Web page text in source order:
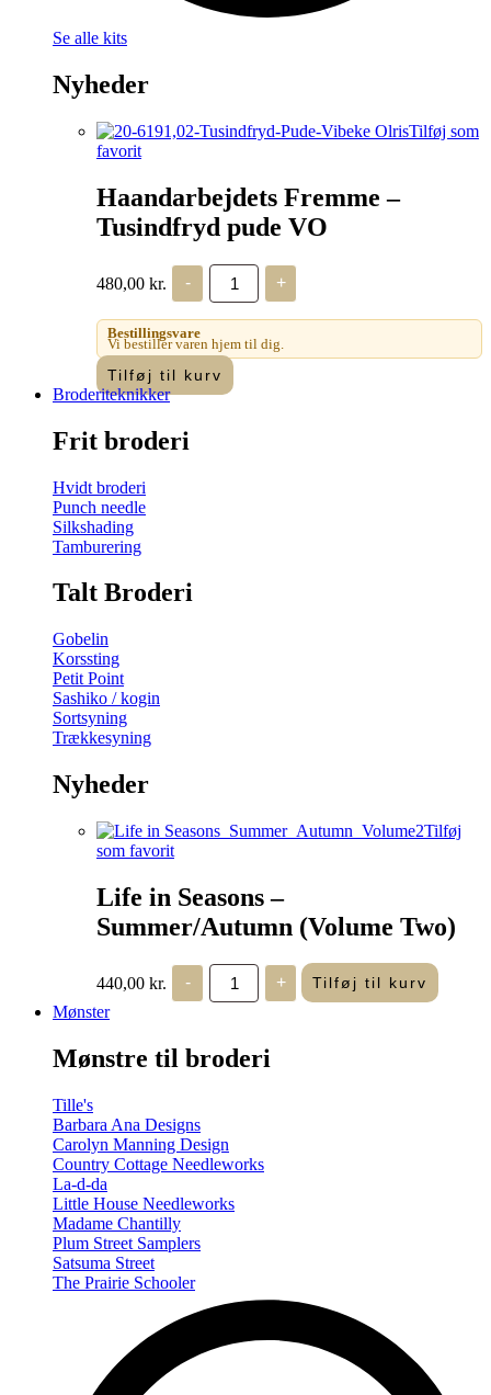
Se alle kits
Nyheder
Tilføj som
favorit
Haandarbejdets Fremme –
Tusindfryd pude VO
480,00 kr. -
Haandarbejdets
Fremme
-
Tusindfryd
pude
VO
antal
+
Bestillingsvare
Vi bestiller varen hjem til dig.
Tilføj til kurv
Broderiteknikker
Frit broderi
Hvidt broderi
Punch needle
Silkshading
Tamburering
Talt Broderi
Gobelin
Korssting
Petit Point
Sashiko / kogin
Sortsyning
Trækkesyning
Nyheder
Tilføj
som favorit
Life in Seasons –
Summer/Autumn (Volume Two)
440,00 kr. -
Life
Seasons
(Volume
+ Tilføj til kurv
Mønster
Mønstre til broderi
Tille's
Barbara Ana Designs
Carolyn Manning Design
Country Cottage Needleworks
La-d-da
Little House Needleworks
Madame Chantilly
Plum Street Samplers
Satsuma Street
The Prairie Schooler